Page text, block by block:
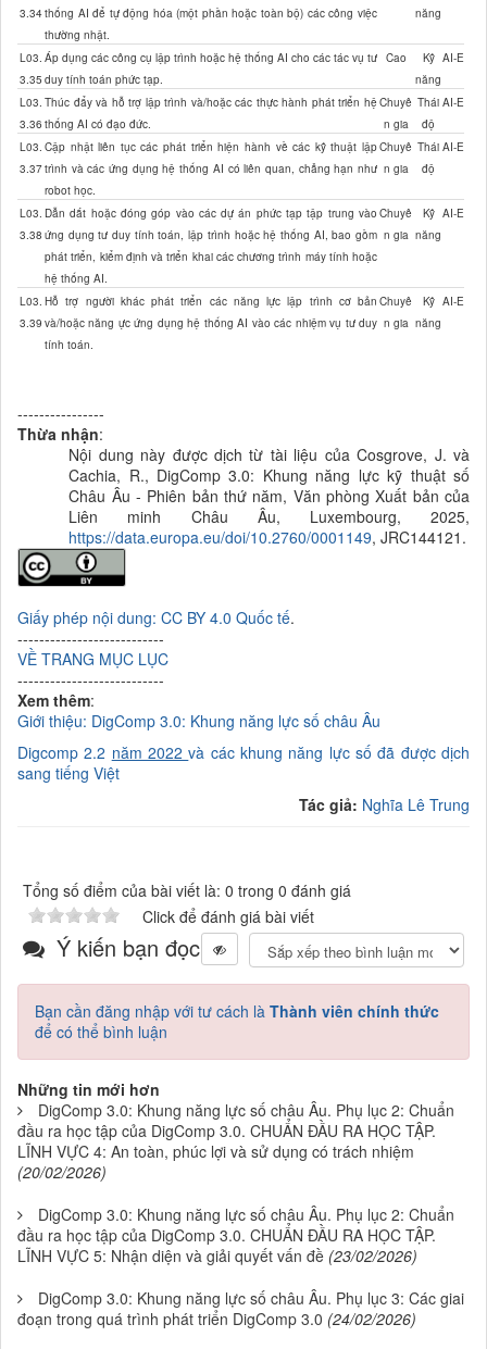
3.34thống AI để tự động hóa (một phần hoặc toàn bộ) các công việc
thường nhật.
năng
L03.
3.35
Áp dụng các công cụ lập trình hoặc hệ thống AI cho các tác vụ tư
duy tính toán phức tạp.
Cao
Kỹ
năng
AI-E
L03.
3.36
Thúc đẩy và hỗ trợ lập trình và/hoặc các thực hành phát triển hệ
thống AI có đạo đức.
Chuyê
n gia
Thái
độ
AI-E
L03.
3.37
Cập nhật liên tục các phát triển hiện hành về các kỹ thuật lập
trình và các ứng dụng hệ thống AI có liên quan, chẳng hạn như
robot học.
Chuyê
n gia
Thái
độ
AI-E
L03.
3.38
Dẫn dắt hoặc đóng góp vào các dự án phức tạp tập trung vào
ứng dụng tư duy tính toán, lập trình hoặc hệ thống AI, bao gồm
phát triển, kiểm định và triển khai các chương trình máy tính hoặc
hệ thống AI.
Chuyê
n gia
Kỹ
năng
AI-E
L03.
3.39
Hỗ trợ người khác phát triển các năng lực lập trình cơ bản
và/hoặc năng ực ứng dụng hệ thống AI vào các nhiệm vụ tư duy
tính toán.
Chuyê
n gia
Kỹ
năng
AI-E
----------------
Thừa nhận:
Nội dung này được dịch từ tài liệu củaCosgrove, J. và
Cachia, R., DigComp 3.0: Khung năng lực kỹ thuật số
Châu Âu - Phiên bản thứ năm, Văn phòng Xuất bản của
Liên minh Châu Âu, Luxembourg, 2025,
https://data.europa.eu/doi/10.2760/0001149, JRC144121.
Giấy phép nội dung: CC BY 4.0 Quốc tế.
---------------------------
VỀ TRANG MỤC LỤC
---------------------------
Xem thêm:
Giới thiệu: DigComp 3.0: Khung năng lực số châu Âu
Digcomp 2.2 năm 2022và các khung năng lực số đã được dịch
sang tiếng Việt
Tác giả: Nghĩa Lê Trung
Tổng số điểm của bài viết là: 0 trong 0 đánh giá
Click để đánh giá bài viết
Ý kiến bạn đọc
Bạn cần đăng nhập với tư cách là Thành viên chính thức
để có thể bình luận
Những tin mới hơn
DigComp 3.0: Khung năng lực số châu Âu. Phụ lục 2: Chuẩn
đầu ra học tập của DigComp 3.0. CHUẨN ĐẦU RA HỌC TẬP.
LĨNH VỰC 4: An toàn, phúc lợi và sử dụng có trách nhiệm
(20/02/2026)
DigComp 3.0: Khung năng lực số châu Âu. Phụ lục 2: Chuẩn
đầu ra học tập của DigComp 3.0. CHUẨN ĐẦU RA HỌC TẬP.
LĨNH VỰC 5: Nhận diện và giải quyết vấn đề (23/02/2026)
DigComp 3.0: Khung năng lực số châu Âu. Phụ lục 3: Các giai
đoạn trong quá trình phát triển DigComp 3.0 (24/02/2026)